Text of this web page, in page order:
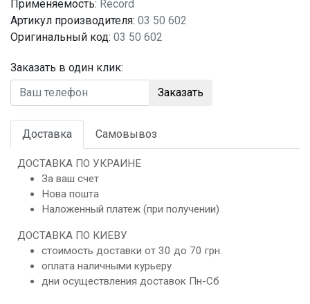
Применяемость: Record
Артикул производителя: 03 50 602
Оригинальный код: 03 50 602
Заказать в один клик:
Заказать
Доставка Самовывоз
ДОСТАВКА ПО УКРАИНЕ
За ваш счет
Нова пошта
Наложенный платеж (при получении)
ДОСТАВКА ПО КИЕВУ
стоимость доставки от 30 до 70 грн.
оплата наличными курьеру
дни осуществления доставок Пн-Сб